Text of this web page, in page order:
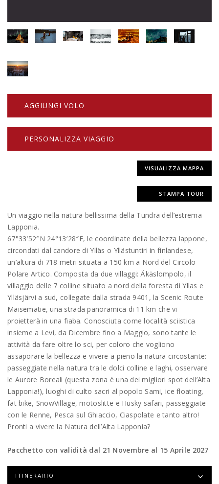
AGGIUNGI VOLO
PERSONALIZZA VIAGGIO
VISUALIZZA MAPPA
STAMPA TOUR
Un viaggio nella natura bellissima della Tundra dell’estrema
Lapponia.
67°33′52″N 24°13′28″E, le coordinate della bellezza lappone,
circondati dal candore di Ylläs o Yllästuntiri in finlandese,
un’altura di 718 metri situata a 150 km a Nord del Circolo
Polare Artico. Composta da due villaggi: Äkäslompolo, il
villaggio delle 7 colline situato a nord della foresta di Yllas e
Ylläsjärvi a sud, collegate dalla strada 9401, la Scenic Route
Maisematie, una strada panoramica di 11 km che vi
proietterà in una fiaba. Conosciuta come località sciistica
insieme a Levi, da Dicembre fino a Maggio, sono tante le
attività da fare oltre lo sci, per coloro che vogliono
assaporare la bellezza e vivere a pieno la natura circostante:
passeggiate nella natura tra le dolci colline e laghi, osservare
le Aurore Boreali (questa zona è una dei migliori spot dell’Alta
Lapponia!), luoghi di culto sacri al popolo Sami, ice floating,
fat bike, SnowVillage, motoslitte e Husky safari, passeggiate
con le Renne, Pesca sul Ghiaccio, Ciaspolate e tanto altro!
Pronti a vivere la Natura dell’Alta Lapponia?
Pacchetto con validità dal 21 Novembre al 15 Aprile 2027
ITINERARIO